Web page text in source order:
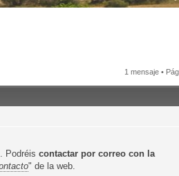
1 mensaje •
Podréiscontactar por correo con la
" de la web.